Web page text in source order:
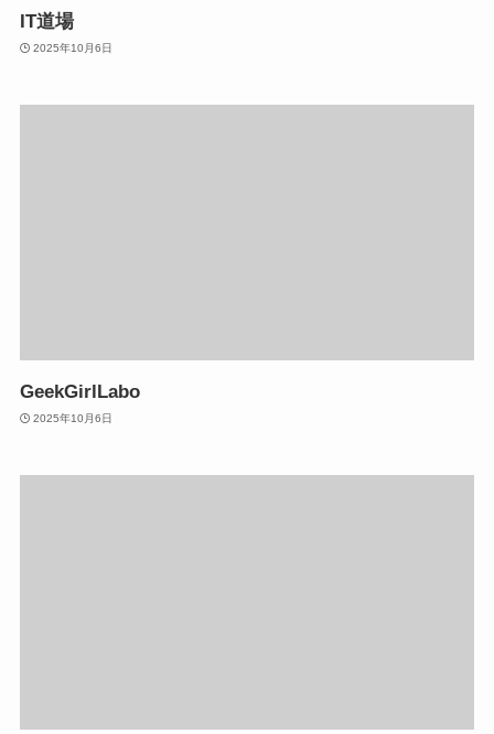
IT道場
2025年10月6日
GeekGirlLabo
2025年10月6日